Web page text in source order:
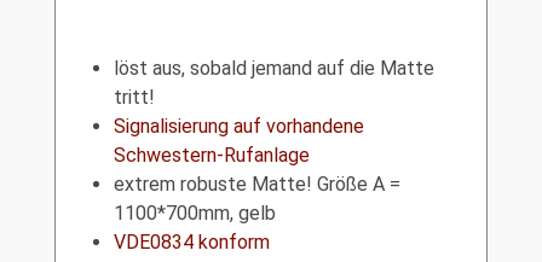
löst aus, sobald jemand auf die Matte
tritt!
Signalisierung auf vorhandene
Schwestern-Rufanlage
extrem robuste Matte! Größe A =
1100*700mm, gelb
VDE0834 konform